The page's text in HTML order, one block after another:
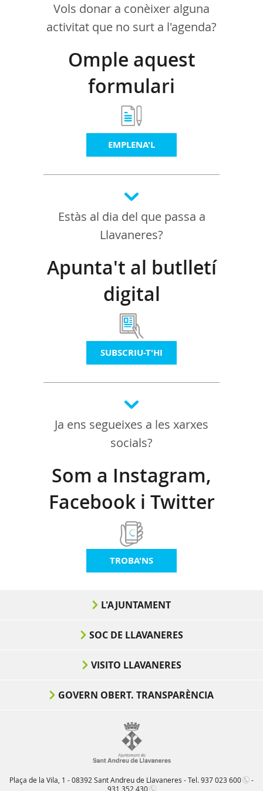
Vols donar a conèixer alguna
activitat que no surt a l'agenda?
Omple aquest
formulari
EMPLENA'L
Estàs al dia del que passa a
Llavaneres?
Apunta't al butlletí
digital
SUBSCRIU-T'HI
Ja ens segueixes a les xarxes
socials?
Som a Instagram,
Facebook i Twitter
TROBA'NS
L'AJUNTAMENT
SOC DE LLAVANERES
VISITO LLAVANERES
GOVERN OBERT. TRANSPARÈNCIA
Plaça de la Vila, 1 - 08392 Sant Andreu de Llavaneres - Tel.937 023 600
-
931 352 430